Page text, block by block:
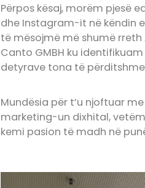
Përpos kësaj, morëm pjesë
dhe Instagram-it në këndin
të mësojmë më shumë
Canto GMBH ku
detyrave tona të
Mundësia për t’u njoftuar
marketing-un dixhital,
kemi pasion të madh në